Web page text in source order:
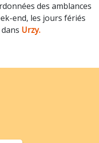
des amblances
end, les jours fériés
Urzy.